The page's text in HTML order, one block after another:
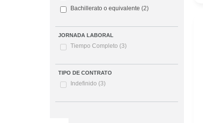
Bachillerato o equivalente (2)
JORNADA LABORAL
Tiempo Completo (3)
TIPO DE CONTRATO
Indefinido (3)